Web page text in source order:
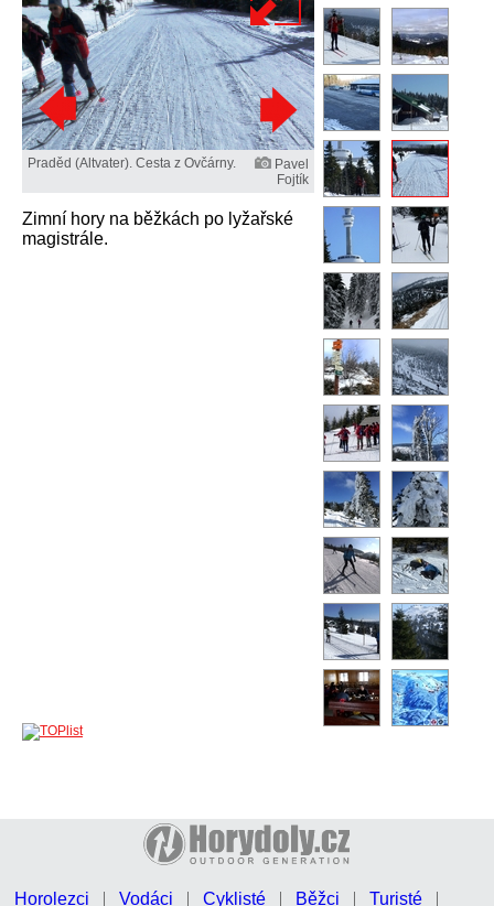
Praděd (Altvater). Cesta z Ovčárny.
Pavel
Fojtík
Zimní hory na běžkách po lyžařské
magistrále.
Horolezci Vodáci Cyklisté Běžci Turisté